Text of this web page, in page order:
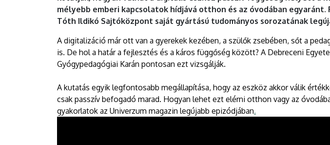
DEBRECENImélyebb emberi kapcsolatok hídjává otthon és az óvodában egyaránt.
Tóth Ildikó Sajtóközpont saját gyártású tudományos sorozatának
A digitalizáció már ott van a gyerekek kezében, a szülők zsebében, sőt a
is. De hol a határ a fejlesztés és a káros függőség között? A Debreceni
Gyógypedagógiai Karán pontosan ezt vizsgálják.
A kutatás egyik legfontosabb megállapítása, hogy az eszköz akkor válik
csak passzív befogadó marad. Hogyan lehet ezt elérni otthon vagy az
gyakorlatok az Univerzum magazin legújabb epizódjában.